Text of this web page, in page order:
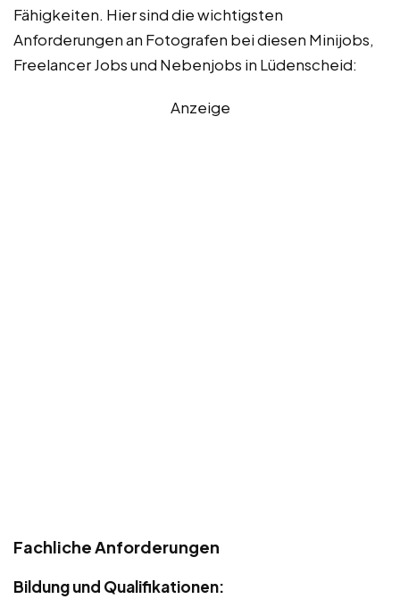
Fähigkeiten. Hier sind die wichtigsten
Anforderungen an Fotografen bei diesen Minijobs,
Freelancer Jobs und Nebenjobs in Lüdenscheid:
Anzeige
Fachliche Anforderungen
Bildung und Qualifikationen: